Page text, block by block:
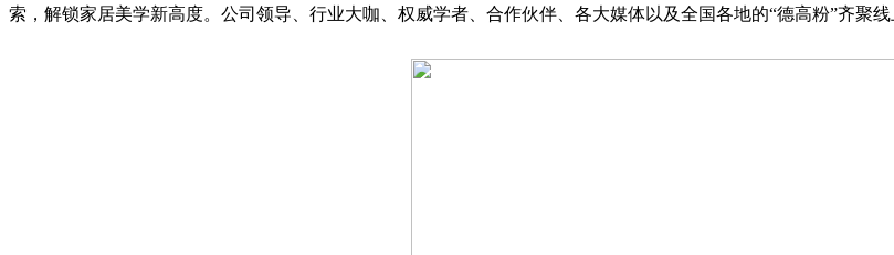
索，解锁家居美学新高度。公司领导、行业大咖、权威学者、合作伙伴、各大媒体以及全国各地的“德高粉”齐聚